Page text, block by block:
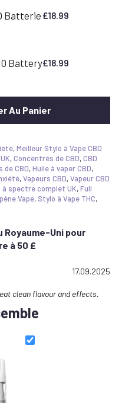
Batterie £18.99
Battery£18.99
Au Panier
,Meilleur Stylo à Vape CBD
,Concentrés de CBD,CBD
de CBD,Huile à vaper CBD,
,Vapeurs CBD,Vapeur CBD
à spectre complet UK,Full
Vape, Stylo à Vape THC,
Uni pour
à 50 £
5.0 out of 5 stars
Date:
17.09.2025
clean flavour and effects.